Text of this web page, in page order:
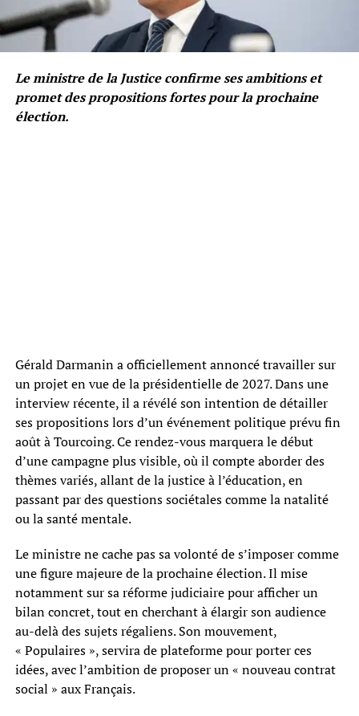
Le ministre de la Justice confirme ses ambitions et
promet des propositions fortes pour la prochaine
élection.
Gérald Darmanin a officiellement annoncé travailler sur
un projet en vue de la présidentielle de 2027. Dans une
interview récente, il a révélé son intention de détailler
ses propositions lors d’un événement politique prévu fin
août à Tourcoing. Ce rendez-vous marquera le début
d’une campagne plus visible, où il compte aborder des
thèmes variés, allant de la justice à l’éducation, en
passant par des questions sociétales comme la natalité
ou la santé mentale.
Le ministre ne cache pas sa volonté de s’imposer comme
une figure majeure de la prochaine élection. Il mise
notamment sur sa réforme judiciaire pour afficher un
bilan concret, tout en cherchant à élargir son audience
au-delà des sujets régaliens. Son mouvement,
« Populaires », servira de plateforme pour porter ces
idées, avec l’ambition de proposer un « nouveau contrat
social » aux Français.